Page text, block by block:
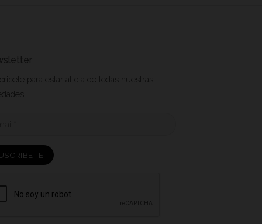
para estar al dia de todas nuestras